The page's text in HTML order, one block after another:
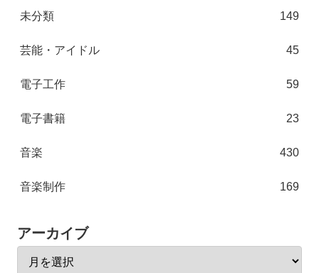
未分類 149
芸能・アイドル 45
電子工作 59
電子書籍 23
音楽 430
音楽制作 169
アーカイブ